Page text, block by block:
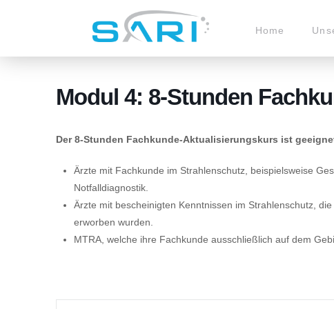
Home
Modul 4: 8-Stunden
Der 8-Stunden Fachkunde-Aktualisierungskurs ist
Ärzte mit Fachkunde im Strahlenschutz, beispielsweise
Notfalldiagnostik.
Ärzte mit bescheinigten Kenntnissen im Strahlenschutz,
erworben wurden.
MTRA, welche ihre Fachkunde ausschließlich auf dem